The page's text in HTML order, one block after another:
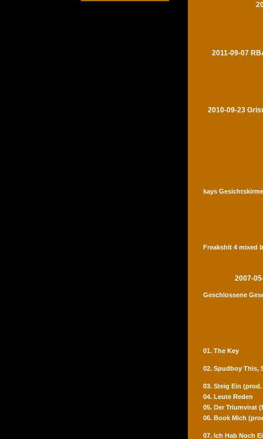
2011-09-07
2010-09-23
kays
Freakshit 4 mixed
2007-
Geschlossene
01. The Key
02. Spudboy This,
03. Steig Ein
04. Leute Reden
05. Der Triumvirat
06. Book Mich
07. Ich Hab Noch